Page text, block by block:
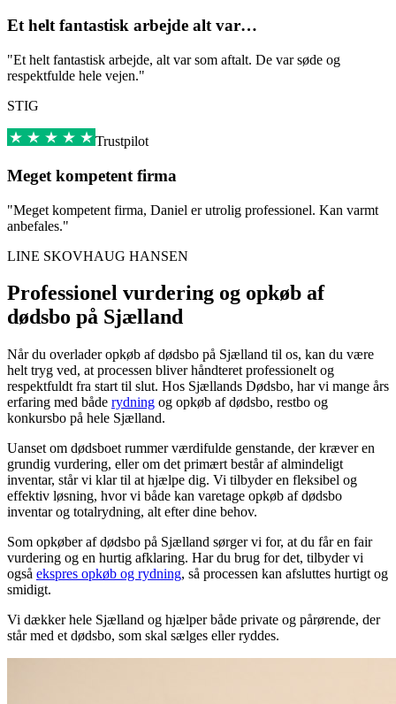
Et helt fantastisk arbejde alt var…
"Et helt fantastisk arbejde, alt var som aftalt. De var søde og
respektfulde hele vejen."
STIG
Trustpilot
Meget kompetent firma
"Meget kompetent firma, Daniel er utrolig professionel. Kan varmt
anbefales."
LINE SKOVHAUG HANSEN
Professionel vurdering og opkøb af
dødsbo på Sjælland
Når du overlader opkøb af dødsbo på Sjælland til os, kan du være
helt tryg ved, at processen bliver håndteret professionelt og
respektfuldt fra start til slut. Hos Sjællands Dødsbo, har vi mange års
erfaring med både rydning og opkøb af dødsbo, restbo og
konkursbo på hele Sjælland.
Uanset om dødsboet rummer værdifulde genstande, der kræver en
grundig vurdering, eller om det primært består af almindeligt
inventar, står vi klar til at hjælpe dig. Vi tilbyder en fleksibel og
effektiv løsning, hvor vi både kan varetage opkøb af dødsbo
inventar og totalrydning, alt efter dine behov.
Som opkøber af dødsbo på Sjælland sørger vi for, at du får en fair
vurdering og en hurtig afklaring. Har du brug for det, tilbyder vi
også ekspres opkøb og rydning, så processen kan afsluttes hurtigt og
smidigt.
Vi dækker hele Sjælland og hjælper både private og pårørende, der
står med et dødsbo, som skal sælges eller ryddes.